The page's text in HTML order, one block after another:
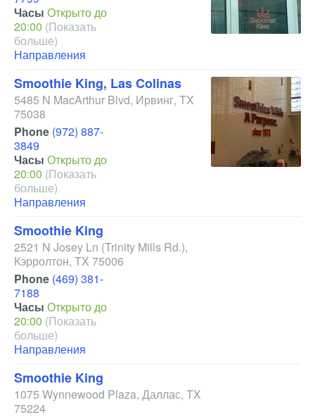
Часы Открыто до
20:00 (Показать
больше)
Направления
Smoothie King, Las Colinas
5485 N MacArthur Blvd, Ирвинг, TX
75038
Phone (972) 887-
3849
Часы Открыто до
20:00 (Показать
больше)
Направления
Smoothie King
2521 N Josey Ln (Trinity Mills Rd.),
Кэрролтон, TX 75006
Phone (469) 381-
7188
Часы Открыто до
20:00 (Показать
больше)
Направления
Smoothie King
1075 Wynnewood Plaza, Даллас, TX
75224